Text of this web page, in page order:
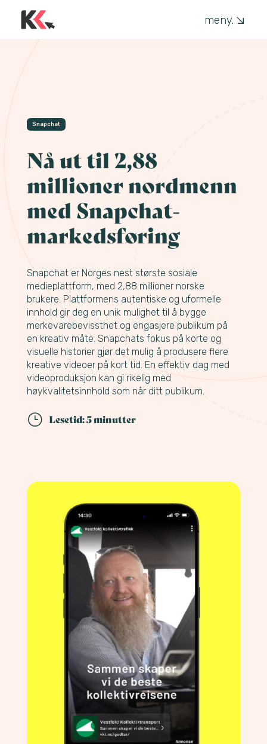
meny.
Snapchat
Nå ut til 2,88
millioner nordmenn
med Snapchat-
markedsføring
Snapchat er Norges nest største sosiale
medieplattform, med 2,88 millioner norske
brukere. Plattformens autentiske og uformelle
innhold gir deg en unik mulighet til å bygge
merkevarebevissthet og engasjere publikum på
en kreativ måte. Snapchats fokus på korte og
visuelle historier gjør det mulig å produsere flere
kreative videoer på kort tid. En effektiv dag med
videoproduksjon kan gi rikelig med
høykvalitetsinnhold som når ditt publikum.
} Lesetid: 5 minutter